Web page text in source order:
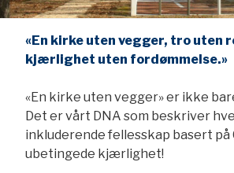
«En kirke uten vegger, tro uten
kjærlighet uten fordømmelse.»
«En kirke uten vegger» er ikke
Det er vårt DNA som beskriver
inkluderende fellesskap basert på
ubetingede kjærlighet!